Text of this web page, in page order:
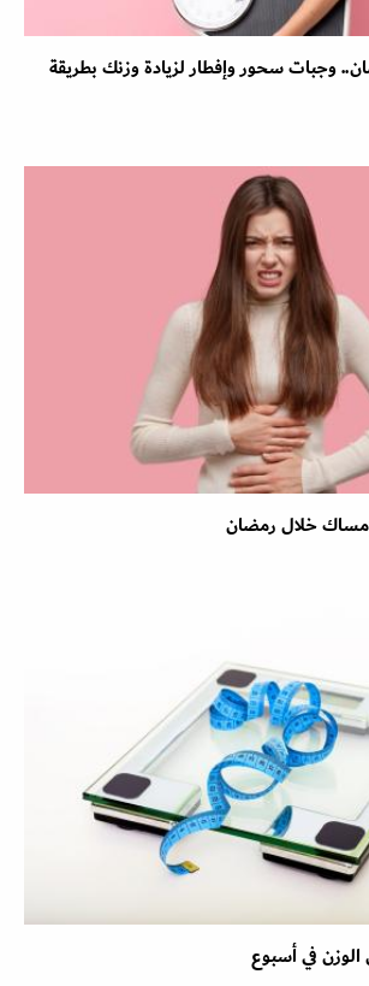
وجبات سحور وإفطار لزيادة وزنك بطريقة
خلال رمضان
في أسبوع